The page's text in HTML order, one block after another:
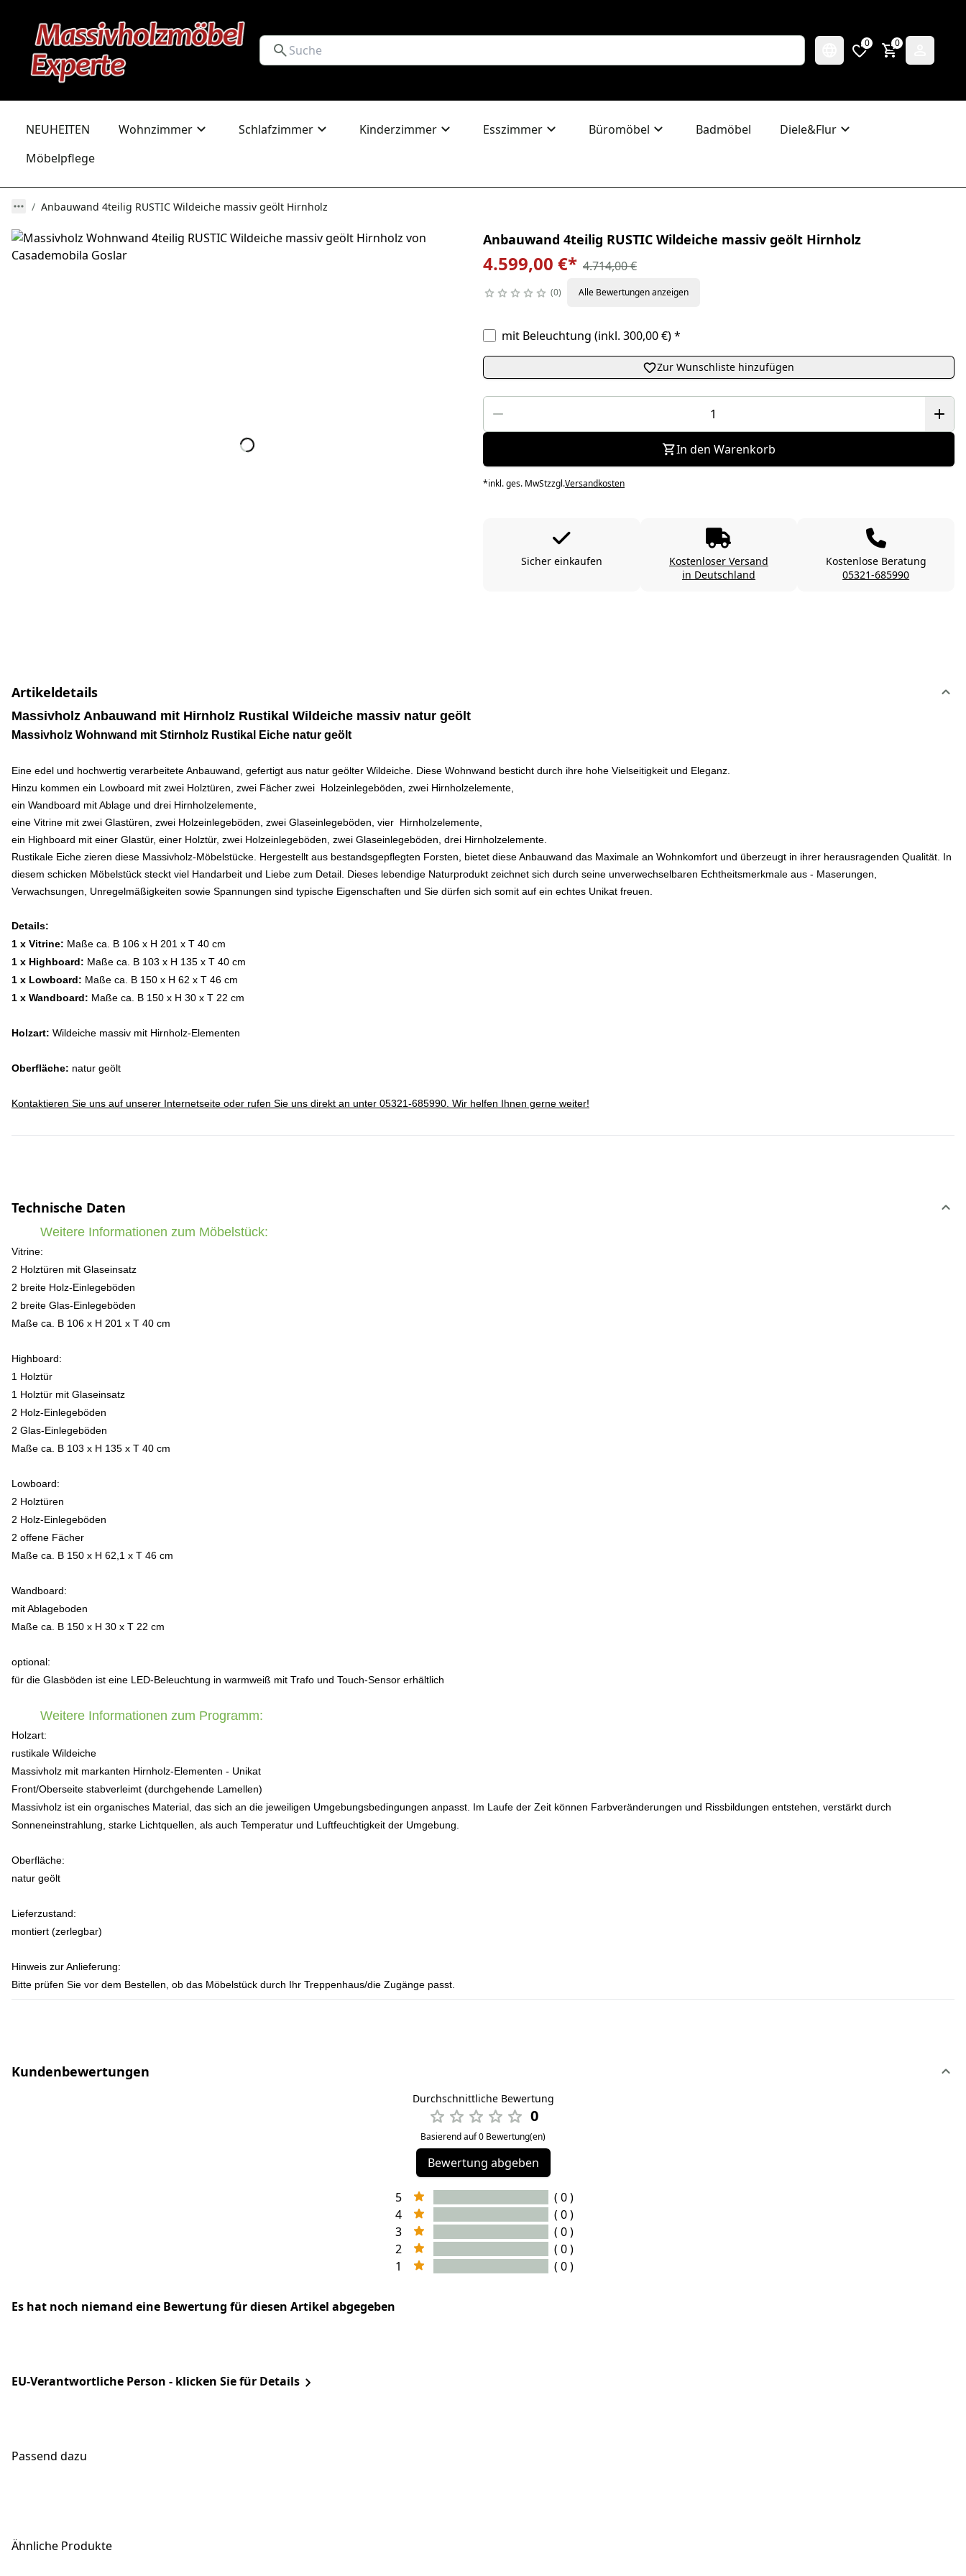
0 0
NEUHEITEN Wohnzimmer Schlafzimmer Kinderzimmer Esszimmer Büromöbel Badmöbel
Diele&Flur
Möbelpflege
Anbauwand 4teilig RUSTIC Wildeiche massiv geölt Hirnholz
Anbauwand 4teilig RUSTIC Wildeiche massiv geölt Hirnholz
4.599,00 €* 4.714,00 €
0 Alle Bewertungen anzeigen
mit Beleuchtung (inkl. 300,00 €)*
Zur Wunschliste hinzufügen
In den Warenkorb
*inkl. ges. MwStzzgl.Versandkosten
Sicher einkaufen
Kostenloser Versand
in Deutschland
Kostenlose Beratung
05321-685990
Artikeldetails
Massivholz Anbauwand mit Hirnholz Rustikal Wildeiche massiv natur geölt
Massivholz Wohnwand mit Stirnholz Rustikal Eiche natur geölt
Eine edel und hochwertig verarbeitete Anbauwand, gefertigt aus natur geölter Wildeiche. Diese Wohnwand besticht durch ihre hohe Vielseitigkeit und Eleganz.
Hinzu kommen ein Lowboard mit zwei Holztüren, zwei Fächer zwei Holzeinlegeböden, zwei Hirnholzelemente,
ein Wandboard mit Ablage und drei Hirnholzelemente
eine Vitrine mit zwei Glastüren, zwei Holzeinlegeböden, zwei Glaseinlegeböden, vier Hirnholzelemente,
ein Highboard mit einer Glastür, einer Holztür, zwei Holzeinlegeböden, zwei Glaseinlegeböden, drei Hirnholzelemente.
Rustikale Eiche zieren diese Massivholz-Möbelstücke. Hergestellt aus bestandsgepflegten Forsten, bietet diese Anbauwand das Maximale an Wohnkomfort und überzeugt in ihrer herausragenden Qualität. In
diesem schicken Möbelstück steckt viel Handarbeit und Liebe zum Detail. Dieses lebendige Naturprodukt zeichnet sich durch seine unverwechselbaren Echtheitsmerkmale aus - Maserungen,
Verwachsungen, Unregelmäßigkeiten sowie Spannungen sind typische Eigenschaften und Sie dürfen sich somit auf ein echtes Unikat freuen.
Details:
1 x Vitrine: Maße ca. B 106 x H 201 x T 40 cm
1 x Highboard: Maße ca. B 103 x H 135 x T 40 cm
1 x Lowboard: Maße ca. B 150 x H 62 x T 46 cm
1 x Wandboard: Maße ca. B 150 x H 30 x T 22 cm
Holzart: Wildeiche massiv mit Hirnholz-Elementen
Oberfläche: natur geölt
Kontaktieren Sie uns auf unserer Internetseite oder rufen Sie uns direkt an unter 05321-685990. Wir helfen Ihnen gerne weiter!
Technische Daten
Weitere Informationen zum Möbelstück:
Vitrine:
2 Holztüren mit Glaseinsatz
2 breite Holz-Einlegeböden
2 breite Glas-Einlegeböden
Maße ca. B 106 x H 201 x T 40 cm
Highboard:
1 Holztür
1 Holztür mit Glaseinsatz
2 Holz-Einlegeböden
2 Glas-Einlegeböden
Maße ca. B 103 x H 135 x T 40 cm
Lowboard:
2 Holztüren
2 Holz-Einlegeböden
2 offene Fächer
Maße ca. B 150 x H 62,1 x T 46 cm
Wandboard:
mit Ablageboden
Maße ca. B 150 x H 30 x T 22 cm
optional:
für die Glasböden ist eine LED-Beleuchtung in warmweiß mit Trafo und Touch-Sensor erhältlich
Weitere Informationen zum Programm:
Holzart:
rustikale Wildeiche
Massivholz mit markanten Hirnholz-Elementen - Unikat
Front/Oberseite stabverleimt (durchgehende Lamellen)
Massivholz ist ein organisches Material, das sich an die jeweiligen Umgebungsbedingungen anpasst. Im Laufe der Zeit können Farbveränderungen und Rissbildungen entstehen, verstärkt durch
Sonneneinstrahlung, starke Lichtquellen, als auch Temperatur und Luftfeuchtigkeit der Umgebung.
Oberfläche:
natur geölt
Lieferzustand:
montiert (zerlegbar)
Hinweis zur Anlieferung:
Bitte prüfen Sie vor dem Bestellen, ob das Möbelstück durch Ihr Treppenhaus/die Zugänge passt.
Kundenbewertungen
Durchschnittliche Bewertung
0
Basierend auf 0 Bewertung(en)
Bewertung abgeben
5
( 0 )
4
( 0 )
3
( 0 )
2
( 0 )
1
( 0 )
Es hat noch niemand eine Bewertung für diesen Artikel abgegeben
EU-Verantwortliche Person - klicken Sie für Details
Passend dazu
Ähnliche Produkte